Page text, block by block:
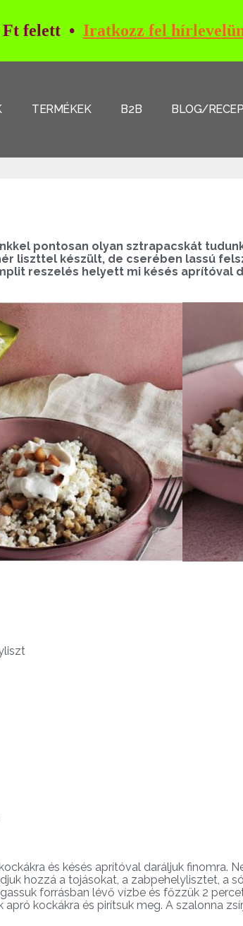
Ft felett • Iratkozz fel
TERMÉKEK B2B BLOG/
pontosan olyan sztrapacskát
liszttel készült, de cserében lassú
reszelés helyett mi késés aprítóval
és késés aprítóval daráljuk finomra.
hozzá a tojásokat, a zabpehelylisztet, a
forrásban lévő vízbe és főzzük 2
kockákra és pirítsuk meg. A szalonna